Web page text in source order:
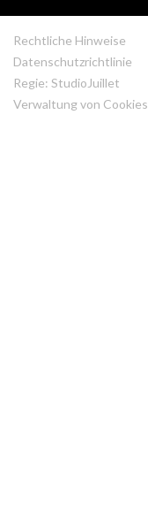
Rechtliche Hinweise
Datenschutzrichtlinie
Regie: StudioJuillet
Verwaltung von Cookies